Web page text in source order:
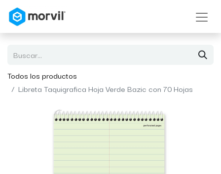
Todos los productos
Libreta Taquigrafica Hoja Verde Bazic con 70 Hojas